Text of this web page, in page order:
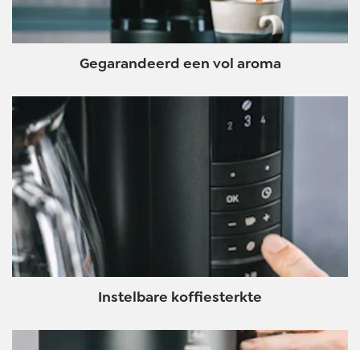
Gegarandeerd een vol aroma
Instelbare koffiesterkte